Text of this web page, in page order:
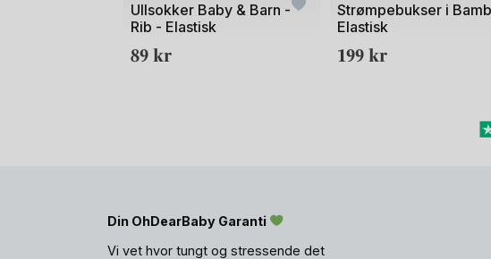
Ullsokker Baby & Barn -
Rib - Elastisk
89kr
Strømpebukser i
Elastisk
199kr
Din OhDearBaby Garanti
Vi vet hvor tungt og stressende det